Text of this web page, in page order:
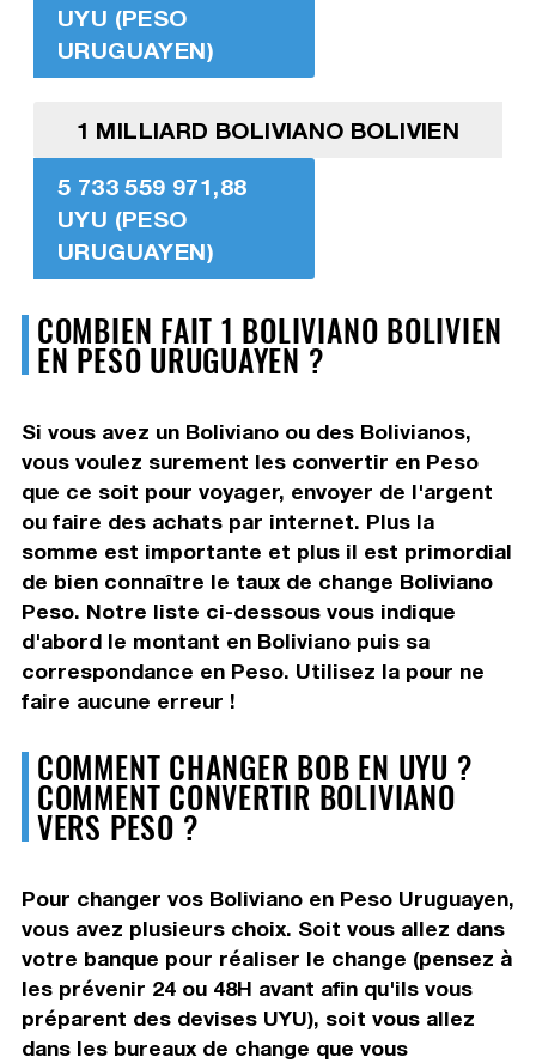
UYU (PESO
URUGUAYEN)
1 MILLIARD BOLIVIANO BOLIVIEN
5 733 559 971,88
UYU (PESO
URUGUAYEN)
COMBIEN FAIT 1 BOLIVIANO BOLIVIEN
EN PESO URUGUAYEN ?
Si vous avez un Boliviano ou des Bolivianos,
vous voulez surement les convertir en Peso
que ce soit pour voyager, envoyer de l'argent
ou faire des achats par internet. Plus la
somme est importante et plus il est primordial
de bien connaître le taux de change Boliviano
Peso. Notre liste ci-dessous vous indique
d'abord le montant en Boliviano puis sa
correspondance en Peso. Utilisez la pour ne
faire aucune erreur !
COMMENT CHANGER BOB EN UYU ?
COMMENT CONVERTIR BOLIVIANO
VERS PESO ?
Pour changer vos Boliviano en Peso Uruguayen,
vous avez plusieurs choix. Soit vous allez dans
votre banque pour réaliser le change (pensez à
les prévenir 24 ou 48H avant afin qu'ils vous
préparent des devises UYU), soit vous allez
dans les bureaux de change que vous